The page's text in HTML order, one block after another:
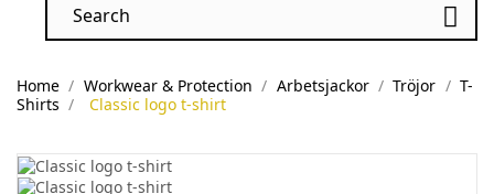

Home Workwear & Protection Arbetsjackor Tröjor
T-
Shirts
Classic logo t-shirt